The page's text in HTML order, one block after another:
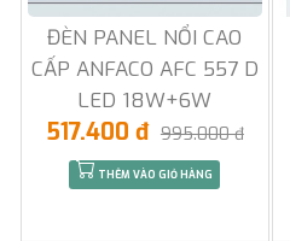
ĐÈN PANEL NỔI CAO
CẤP ANFACO AFC 557 D
LED 18W+6W
517.400 đ 995.000 đ
THÊM VÀO GIỎ HÀNG